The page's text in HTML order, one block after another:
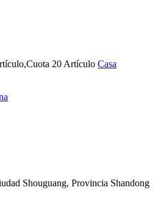
20 Artículo Casa
Shouguang, Provincia Shandong